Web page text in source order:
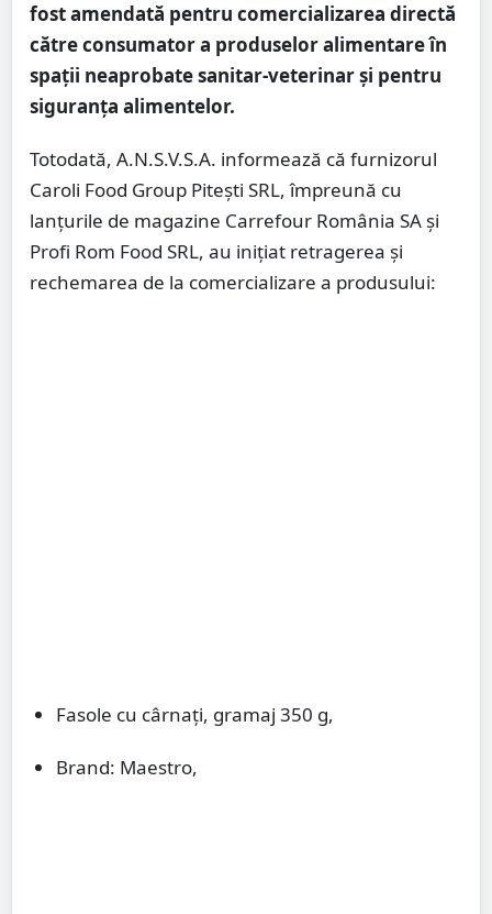
fost amendată pentru comercializarea directă
către consumator a produselor alimentare în
spații neaprobate sanitar-veterinar și pentru
siguranța alimentelor.
Totodată, A.N.S.V.S.A. informează că furnizorul
Caroli Food Group Pitești SRL, împreună cu
lanțurile de magazine Carrefour România SA și
Profi Rom Food SRL, au inițiat retragerea și
rechemarea de la comercializare a produsului:
Fasole cu cârnați, gramaj 350 g,
Brand: Maestro,